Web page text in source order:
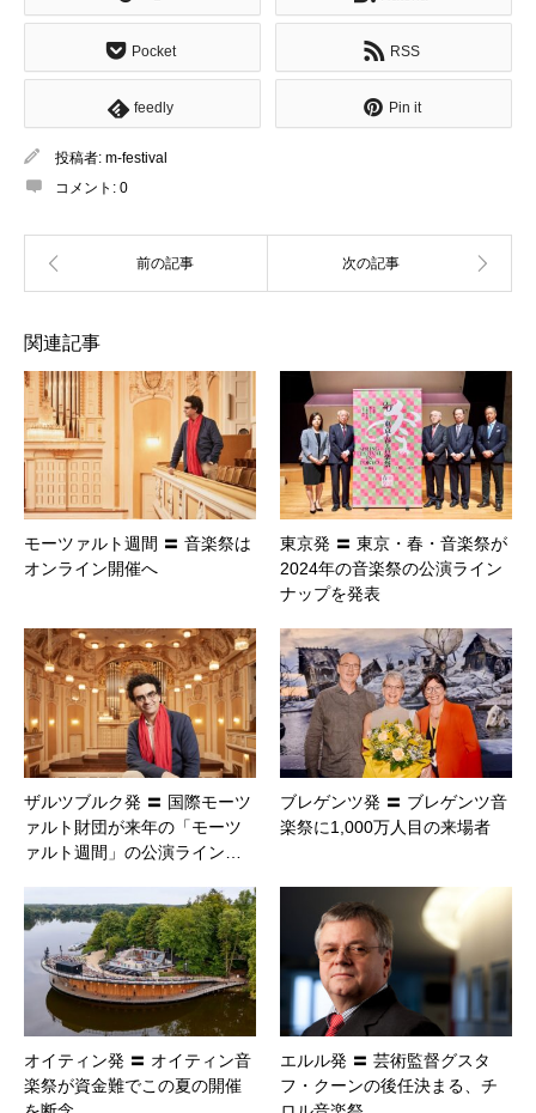
Pocket RSS
feedly Pin it
投稿者: m-festival
コメント: 0
関連記事
モーツァルト週間 〓 音楽祭は
オンライン開催へ
東京発 〓 東京・春・音楽祭が
2024年の音楽祭の公演ライン
ナップを発表
ザルツブルク発 〓 国際モーツ
ァルト財団が来年の「モーツ
ァルト週間」の公演ライン…
ブレゲンツ発 〓 ブレゲンツ音
楽祭に1,000万人目の来場者
オイティン発 〓 オイティン音
楽祭が資金難でこの夏の開催
エルル発 〓 芸術監督グスタ
フ・クーンの後任決まる、チ